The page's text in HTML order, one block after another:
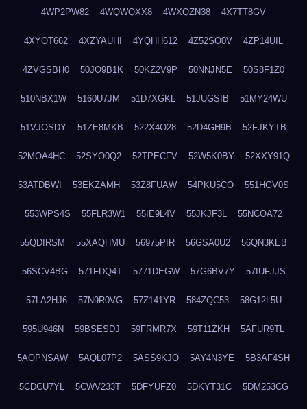
4WP2PW82 4WQWQXX8 4WXQZN38 4X7TT8GV
4XYOT662 4XZYAUHI 4YQHH612 4Z52SO0V 4ZP14UIL
4ZVGSBH0 50JO9B1K 50KZ2V9P 50NNJN5E 50S8F1Z0
510NBX1W 5160U7JM 51D7XGKL 51JUGSIB 51MY24WU
51VJOSDY 51ZE8MKB 522X4O28 52D4GH9B 52FJKYTB
52MOA4HC 52SYO0Q2 52TPECFV 52W5K0BY 52XXY91Q
53ATDBWI 53EKZAMH 53Z8FUAW 54PKU5CO 551HGV0S
553WPS4S 55FLR3W1 55IE9L4V 55JKJF3L 55NCOA72
55QDIRSM 55XAQHMU 56975PIR 56GSA0U2 56QN3KEB
56SCV4BG 571FDQ4T 5771DEGW 57G6BV7Y 57IUFJJS
57LA2HJ6 57N9R0VG 57Z141YR 584ZQC53 58G12L5U
595U946N 59BSESDJ 59FRMR7X 59T11ZKH 5AFUR9TL
5AOPNSAW 5AQL07P2 5ASS9KJO 5AY4N3YE 5B3AF4SH
5CDCU7YL 5CWV233T 5DFYUFZ0 5DKYT31C 5DM253CG